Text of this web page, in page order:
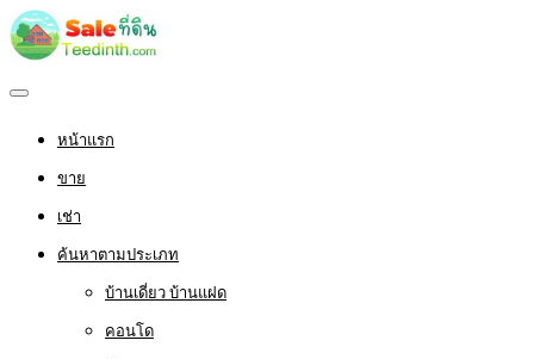
หน้าแรก
ขาย
เช่า
ค้นหาตามประเภท
บ้านเดี่ยว บ้านแฝด
คอนโด